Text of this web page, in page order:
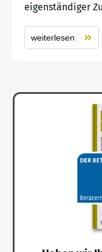
eigenständiger
weiterlesen